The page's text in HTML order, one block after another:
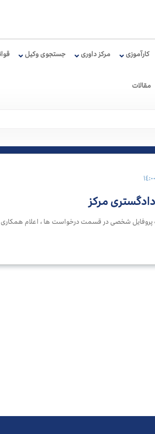
کارآموزی مرکز داوری جستجوی وکیل
مقالات
مرکز
پروفایل شخصی در قسمت درخواست ها ، اعلام همکاری